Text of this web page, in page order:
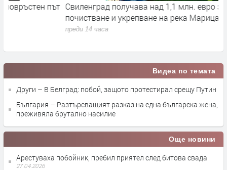
Свиленград получава над 1,1 млн. евро за
почистване и укрепване на река Марица
Видеа по темата
Други – В Белград: побой, защото протестирал срещу Путин
България – Разтърсващият разказ на една българска жена,
преживяла брутално насилие
Още новини
Арестуваха побойник, пребил приятел след битова свада
27.04.2026